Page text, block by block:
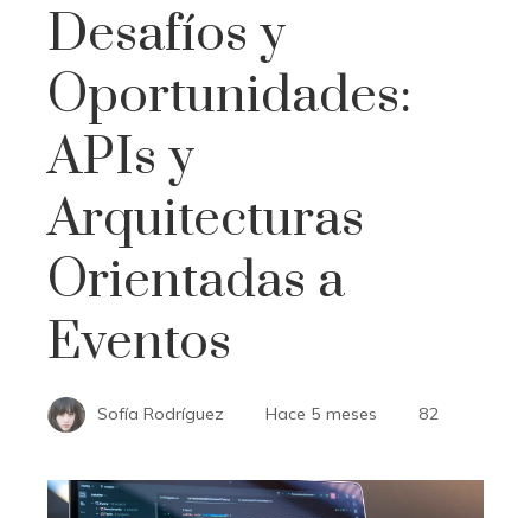
Desafíos y
Oportunidades:
APIs y
Arquitecturas
Orientadas a
Eventos
Sofía Rodríguez Hace 5 meses 82